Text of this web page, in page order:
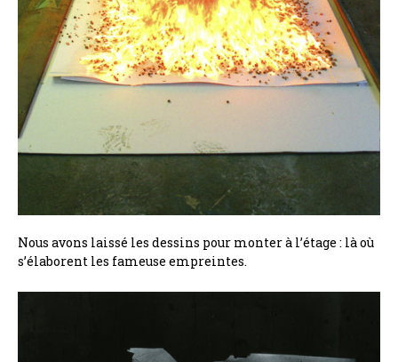
Nous avons laissé les dessins pour monter à l’étage : là où
s’élaborent les fameuse empreintes.